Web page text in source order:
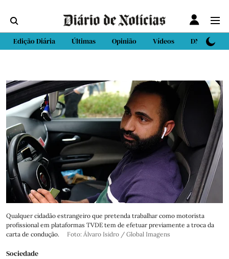
Edição Diária Últimas Opinião Vídeos DN Sport
Qualquer cidadão estrangeiro que pretenda trabalhar como motorista
profissional em plataformas TVDE tem de efetuar previamente a troca da
carta de condução.
Foto: Álvaro Isidro / Global Imagens
Sociedade